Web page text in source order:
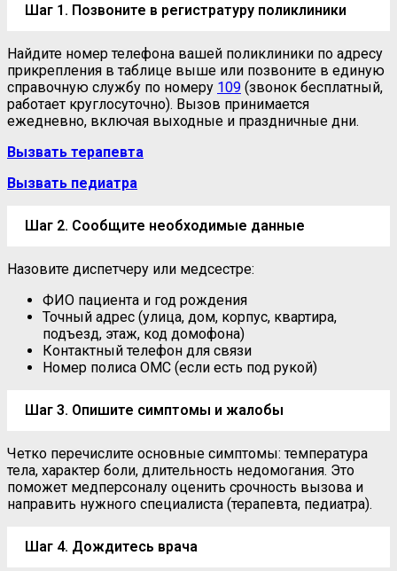
Шаг 1. Позвоните в регистратуру поликлиники
Найдите номер телефона вашей поликлиники по адресу
прикрепления в таблице выше или позвоните в единую
справочную службу по номеру 109 (звонок бесплатный,
работает круглосуточно). Вызов принимается
ежедневно, включая выходные и праздничные дни.
Вызвать терапевта
Вызвать педиатра
Шаг 2. Сообщите необходимые данные
Назовите диспетчеру или медсестре:
ФИО пациента и год рождения
Точный адрес (улица, дом, корпус, квартира,
подъезд, этаж, код домофона)
Контактный телефон для связи
Номер полиса ОМС (если есть под рукой)
Шаг 3. Опишите симптомы и жалобы
Четко перечислите основные симптомы: температура
тела, характер боли, длительность недомогания. Это
поможет медперсоналу оценить срочность вызова и
направить нужного специалиста (терапевта, педиатра).
Шаг 4. Дождитесь врача